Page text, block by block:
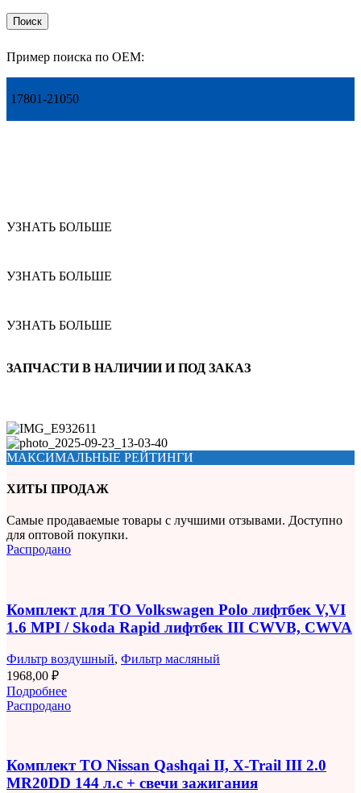
Поиск
Пример поиска по OEM:
17801-21050
УЗНАТЬ БОЛЬШЕ
УЗНАТЬ БОЛЬШЕ
УЗНАТЬ БОЛЬШЕ
ЗАПЧАСТИ В НАЛИЧИИ И ПОД ЗАКАЗ
МАКСИМАЛЬНЫЕ РЕЙТИНГИ
ХИТЫ ПРОДАЖ
Самые продаваемые товары с лучшими отзывами. Доступно
для оптовой покупки.
Распродано
Комплект для ТО Volkswagen Polo лифтбек V,VI
1.6 MPI / Skoda Rapid лифтбек III CWVB, CWVA
Фильтр воздушный, Фильтр масляный
1968,00 ₽
Подробнее
Распродано
Комплект ТО Nissan Qashqai II, X-Trail III 2.0
MR20DD 144 л.с + свечи зажигания